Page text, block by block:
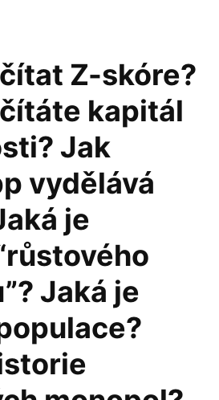
Z-skóre?
kapitál
Jak
vydělává
je
Jaká je